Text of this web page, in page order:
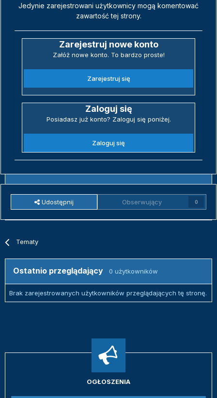
Jedynie zarejestrowani użytkownicy mogą komentować
zawartość tej strony.
Zarejestruj nowe konto
Załóż nowe konto. To bardzo proste!
Zarejestruj się
Zaloguj się
Posiadasz już konto? Zaloguj się poniżej.
Zaloguj się
Udostępnij Obserwujący 0
Tematy
Ostatnio przeglądający 0 użytkowników
Brak zarejestrowanych użytkowników przeglądających tę stronę.
OGŁOSZENIA